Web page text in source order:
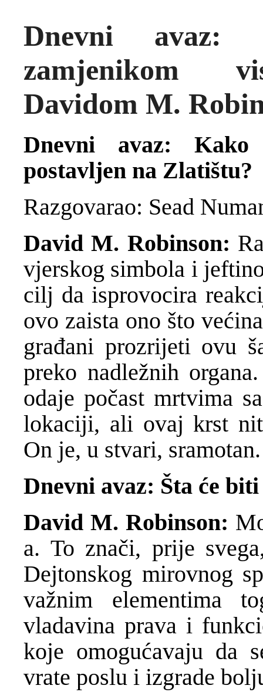
Dnevni
zamjenikom
Davidom M.
Dnevni avaz:
postavljen na Zlatištu?
Razgovarao: Sead
David M. Robinson:
vjerskog simbola i
cilj da isprovocira
ovo zaista ono što
građani prozrijeti ovu
preko nadležnih
odaje počast mrtvima
lokaciji, ali ovaj krst
On je, u stvari, sramotan.
Dnevni avaz: Šta će
David M. Robinson:
a. To znači, prije
Dejtonskog mirovnog
važnim elementima
vladavina prava i
koje omogućavaju da
vrate poslu i izgrade